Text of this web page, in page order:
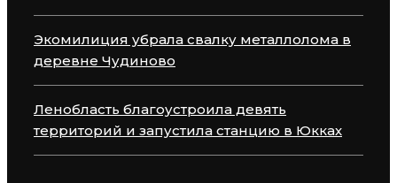
Экомилиция убрала свалку металлолома в
деревне Чудиново
Ленобласть благоустроила девять
территорий и запустила станцию в Юкках